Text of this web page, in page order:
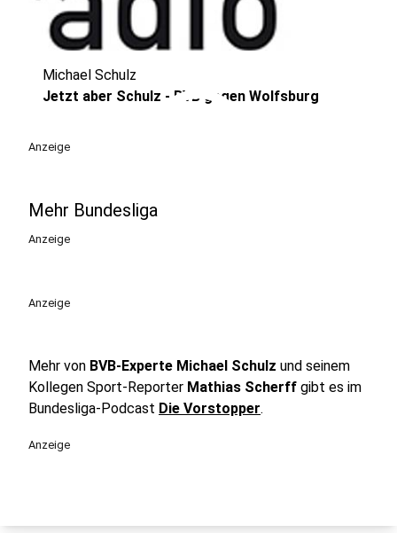
play_circle
Michael Schulz
Jetzt aber Schulz - BVB gegen Wolfsburg
Anzeige
Mehr Bundesliga
Anzeige
Anzeige
Mehr von BVB-Experte Michael Schulz und seinem
Kollegen Sport-Reporter Mathias Scherff gibt es im
Bundesliga-Podcast Die Vorstopper.
Anzeige